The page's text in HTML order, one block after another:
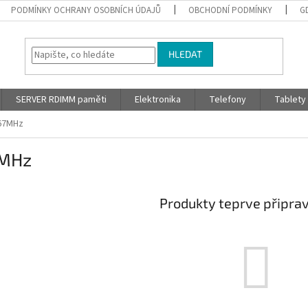
PODMÍNKY OCHRANY OSOBNÍCH ÚDAJŮ OBCHODNÍ PODMÍNKY
HLEDAT
SERVER RDIMM paměti Elektronika Telefony Tablety
Produkty teprve